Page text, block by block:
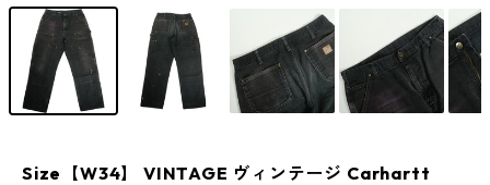
Size【W34】 VINTAGE ヴィンテージ Carhartt